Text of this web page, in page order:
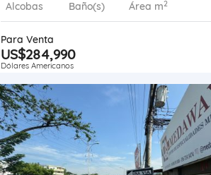
Alcobas Baño(s) Área m2
Para Venta
US$284,990
Dólares Americanos